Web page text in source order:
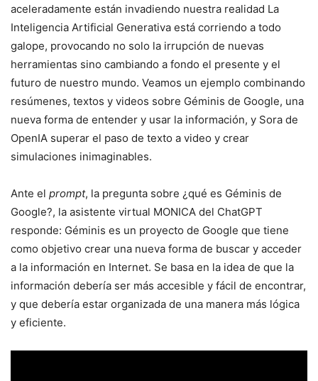
aceleradamente están invadiendo nuestra realidad La
Inteligencia Artificial Generativa está corriendo a todo
galope, provocando no solo la irrupción de nuevas
herramientas sino cambiando a fondo el presente y el
futuro de nuestro mundo. Veamos un ejemplo combinando
resúmenes, textos y videos sobre Géminis de Google, una
nueva forma de entender y usar la información, y Sora de
OpenIA superar el paso de texto a video y crear
simulaciones inimaginables.
Ante el prompt, la pregunta sobre ¿qué es Géminis de
Google?, la asistente virtual MONICA del ChatGPT
responde: Géminis es un proyecto de Google que tiene
como objetivo crear una nueva forma de buscar y acceder
a la información en Internet. Se basa en la idea de que la
información debería ser más accesible y fácil de encontrar,
y que debería estar organizada de una manera más lógica
y eficiente.